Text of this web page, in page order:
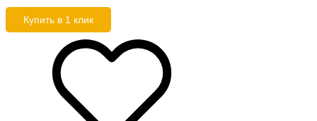
Купить в 1 клик